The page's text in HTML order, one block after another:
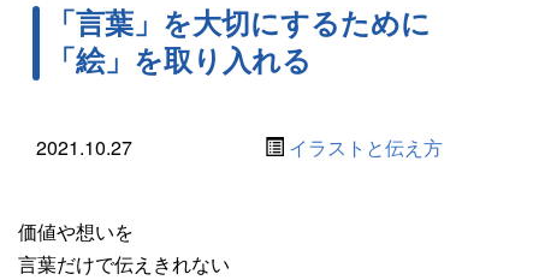
「言葉」を大切にするために
「絵」を取り入れる
2021.10.27 イラストと伝え方
価値や想いを
言葉だけで伝えきれない